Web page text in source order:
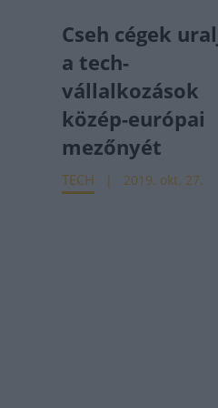
Cseh cégek
a tech-
vállalkozások
közép-európai
mezőnyét
TECH 2019. okt. 27.